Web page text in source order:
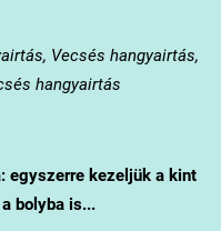
Vecsés hangyairtás,
hangyairtás
egyszerre kezeljük a kint
bolyba is...